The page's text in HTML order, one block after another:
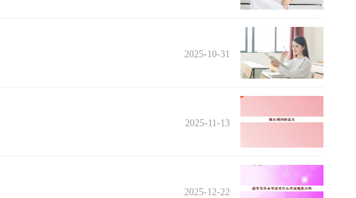
2025-10-31
2025-11-13
2025-12-22